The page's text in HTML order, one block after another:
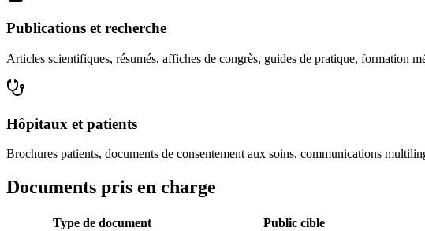
Publications et recherche
Articles scientifiques, résumés, affiches de congrès, guides de pratique, formation
Hôpitaux et patients
Brochures patients, documents de consentement aux soins, communications
Documents pris en charge
Type de document Public cible